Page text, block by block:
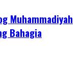
Muhammadiyah
Bahagia